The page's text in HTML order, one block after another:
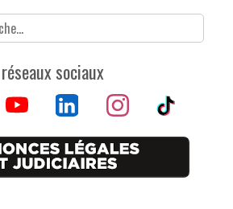
réseaux sociaux